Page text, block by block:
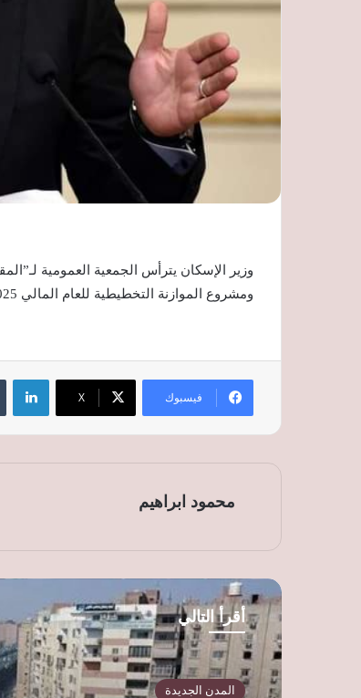
ومشروع الموازنة التخطيطية للعام المالي 2025 / 2026
فيسبوك ‫X
لينكدإن
محمود ابراهيم
أقرأ التالي
المدن الجديدة